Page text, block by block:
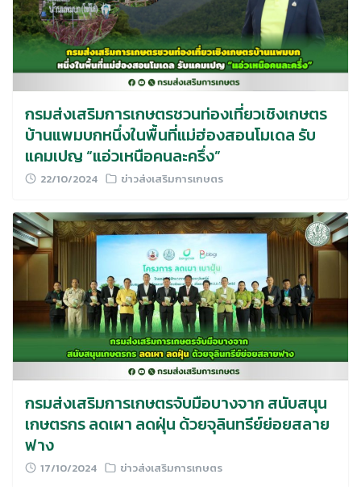
กรมส่งเสริมการเกษตรชวนท่องเที่ยวเชิงเกษตร
บ้านแพมบกหนึ่งในพื้นที่แม่ฮ่องสอนโมเดล รับ
แคมเปญ “แอ่วเหนือคนละครึ่ง”
22/10/2024 ข่าวส่งเสริมการเกษตร
กรมส่งเสริมการเกษตรจับมือบางจาก สนับสนุน
เกษตรกร ลดเผา ลดฝุ่น ด้วยจุลินทรีย์ย่อยสลาย
ฟาง
17/10/2024 ข่าวส่งเสริมการเกษตร